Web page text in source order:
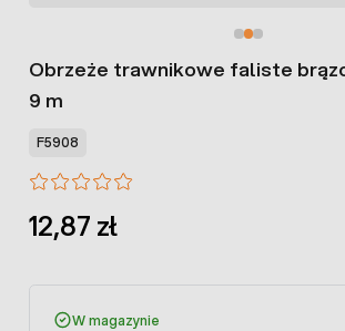
Obrzeże trawnikowe faliste
9 m
F5908
12,87 zł
W magazynie